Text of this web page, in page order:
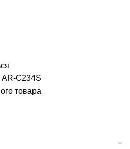
AR-C234S
товара